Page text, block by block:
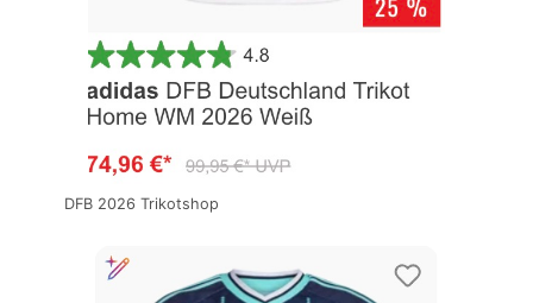
DFB 2026 Trikotshop